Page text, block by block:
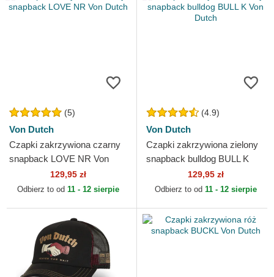
(5)
Von Dutch
Czapki zakrzywiona czarny
snapback LOVE NR Von
129,95 zł
Odbierz to od 11 - 12 sierpie
(4.9)
Von Dutch
Czapki zakrzywiona zielony
snapback bulldog BULL K
129,95 zł
Odbierz to od 11 - 12 sierpie